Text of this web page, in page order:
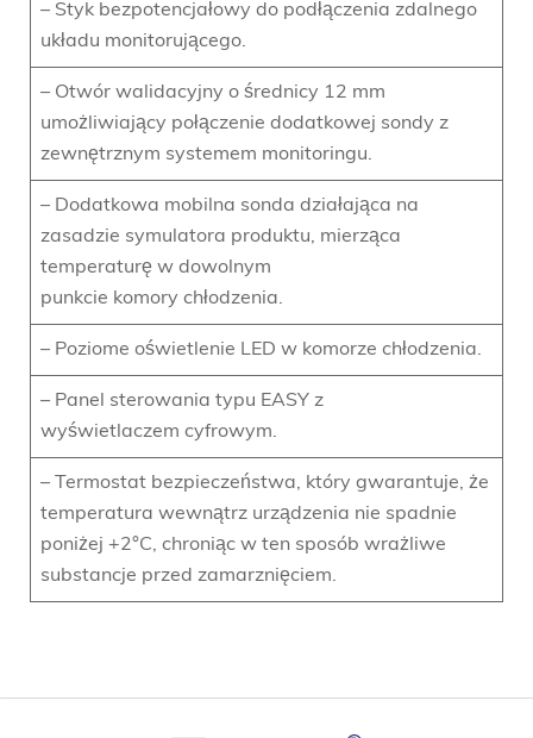
– Styk bezpotencjałowy do podłączenia zdalnego
układu monitorującego.
– Otwór walidacyjny o średnicy 12 mm
umożliwiający połączenie dodatkowej sondy z
zewnętrznym systemem monitoringu.
– Dodatkowa mobilna sonda działająca na
zasadzie symulatora produktu, mierząca
temperaturę w dowolnym
punkcie komory chłodzenia.
– Poziome oświetlenie LED w komorze chłodzenia.
– Panel sterowania typu EASY z
wyświetlaczem cyfrowym.
– Termostat bezpieczeństwa, który gwarantuje, że
temperatura wewnątrz urządzenia nie spadnie
poniżej +2°C, chroniąc w ten sposób wrażliwe
substancje przed zamarznięciem.